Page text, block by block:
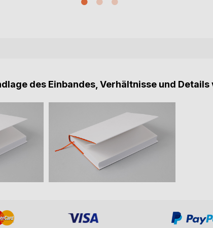
des Einbandes, Verhältnisse und